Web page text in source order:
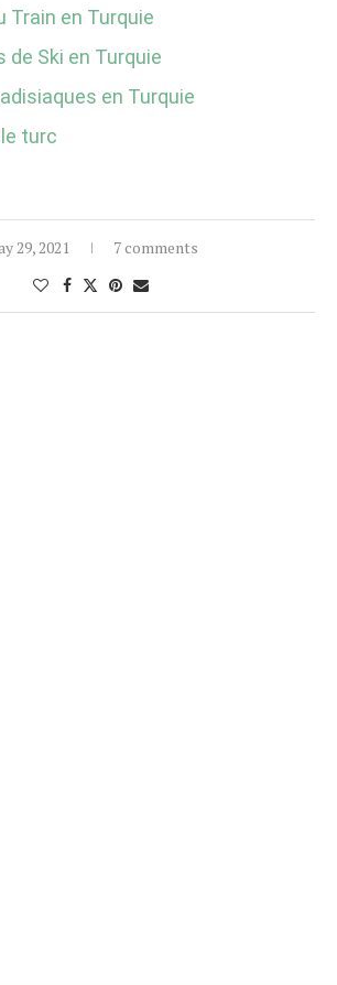
Train en Turquie
de Ski en Turquie
en Turquie
turc
29, 2021 7 comments